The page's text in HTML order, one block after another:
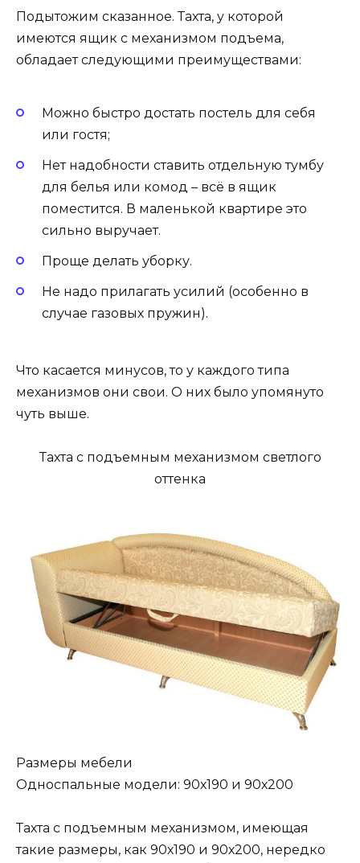
Подытожим сказанное. Тахта, у которой
имеются ящик с механизмом подъема,
обладает следующими преимуществами:
Можно быстро достать постель для себя
или гостя;
Нет надобности ставить отдельную тумбу
для белья или комод – всё в ящик
поместится. В маленькой квартире это
сильно выручает.
Проще делать уборку.
Не надо прилагать усилий (особенно в
случае газовых пружин).
Что касается минусов, то у каждого типа
механизмов они свои. О них было упомянуто
чуть выше.
Тахта с подъемным механизмом светлого
оттенка
Размеры мебели
Односпальные модели: 90х190 и 90х200
Тахта с подъемным механизмом, имеющая
такие размеры, как 90х190 и 90х200, нередко